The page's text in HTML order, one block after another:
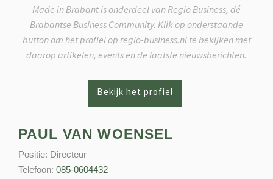
Made in Brabant is onderdeel van Regio Business, dé
Brabantse Business Community. Klik op onderstaande
button om het profiel op regio-business.nl te bekijken met
daarop artikelen, events en de laatste nieuwsberichten.
PAUL VAN WOENSEL
Positie: Directeur
Telefoon: 085-0604432